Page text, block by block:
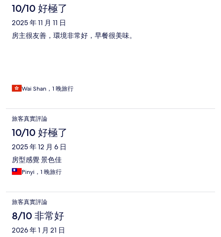
論
10/10 好極了
2025 年 11 月 11 日
房主很友善，環境非常好，早餐很美味。
Wai Shan，1 晚旅行
旅客真實評論
10/10 好極了
2025 年 12 月 6 日
房型感覺 景色佳
Pinyi，1 晚旅行
旅客真實評論
8/10 非常好
2026 年 1 月 21 日